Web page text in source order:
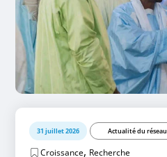
31 juillet 2026 Actualité du réseau
Croissance, Recherche